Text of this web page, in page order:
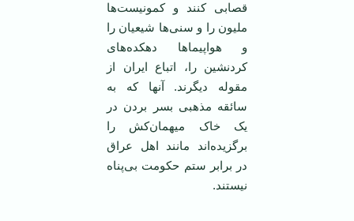
قصابی کنند و کمونيست‌ها
مليون را و سنی‌ها شيعيان را
و هواپيماها دهکده‌های
کردنشين را، اتباع ايران از
مقوله ديگرند. آنها که به
سائقه مذهبی بسر بردن در
يک خاک ميهمان‌کش را
برگزيده‌اند مانند اهل عراق
در برابر ستم حکومت بی‌پناه
نيستند.